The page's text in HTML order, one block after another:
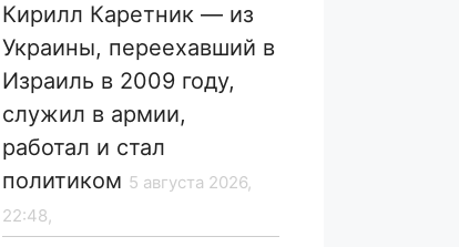
Кирилл Каретник — из
Украины, переехавший в
Израиль в 2009 году,
служил в армии,
работал и стал
политиком 5 августа 2026,
22:48,